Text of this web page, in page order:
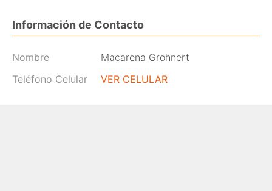
Información de Contacto
Nombre
Macarena Grohnert
Teléfono Celular
VER CELULAR